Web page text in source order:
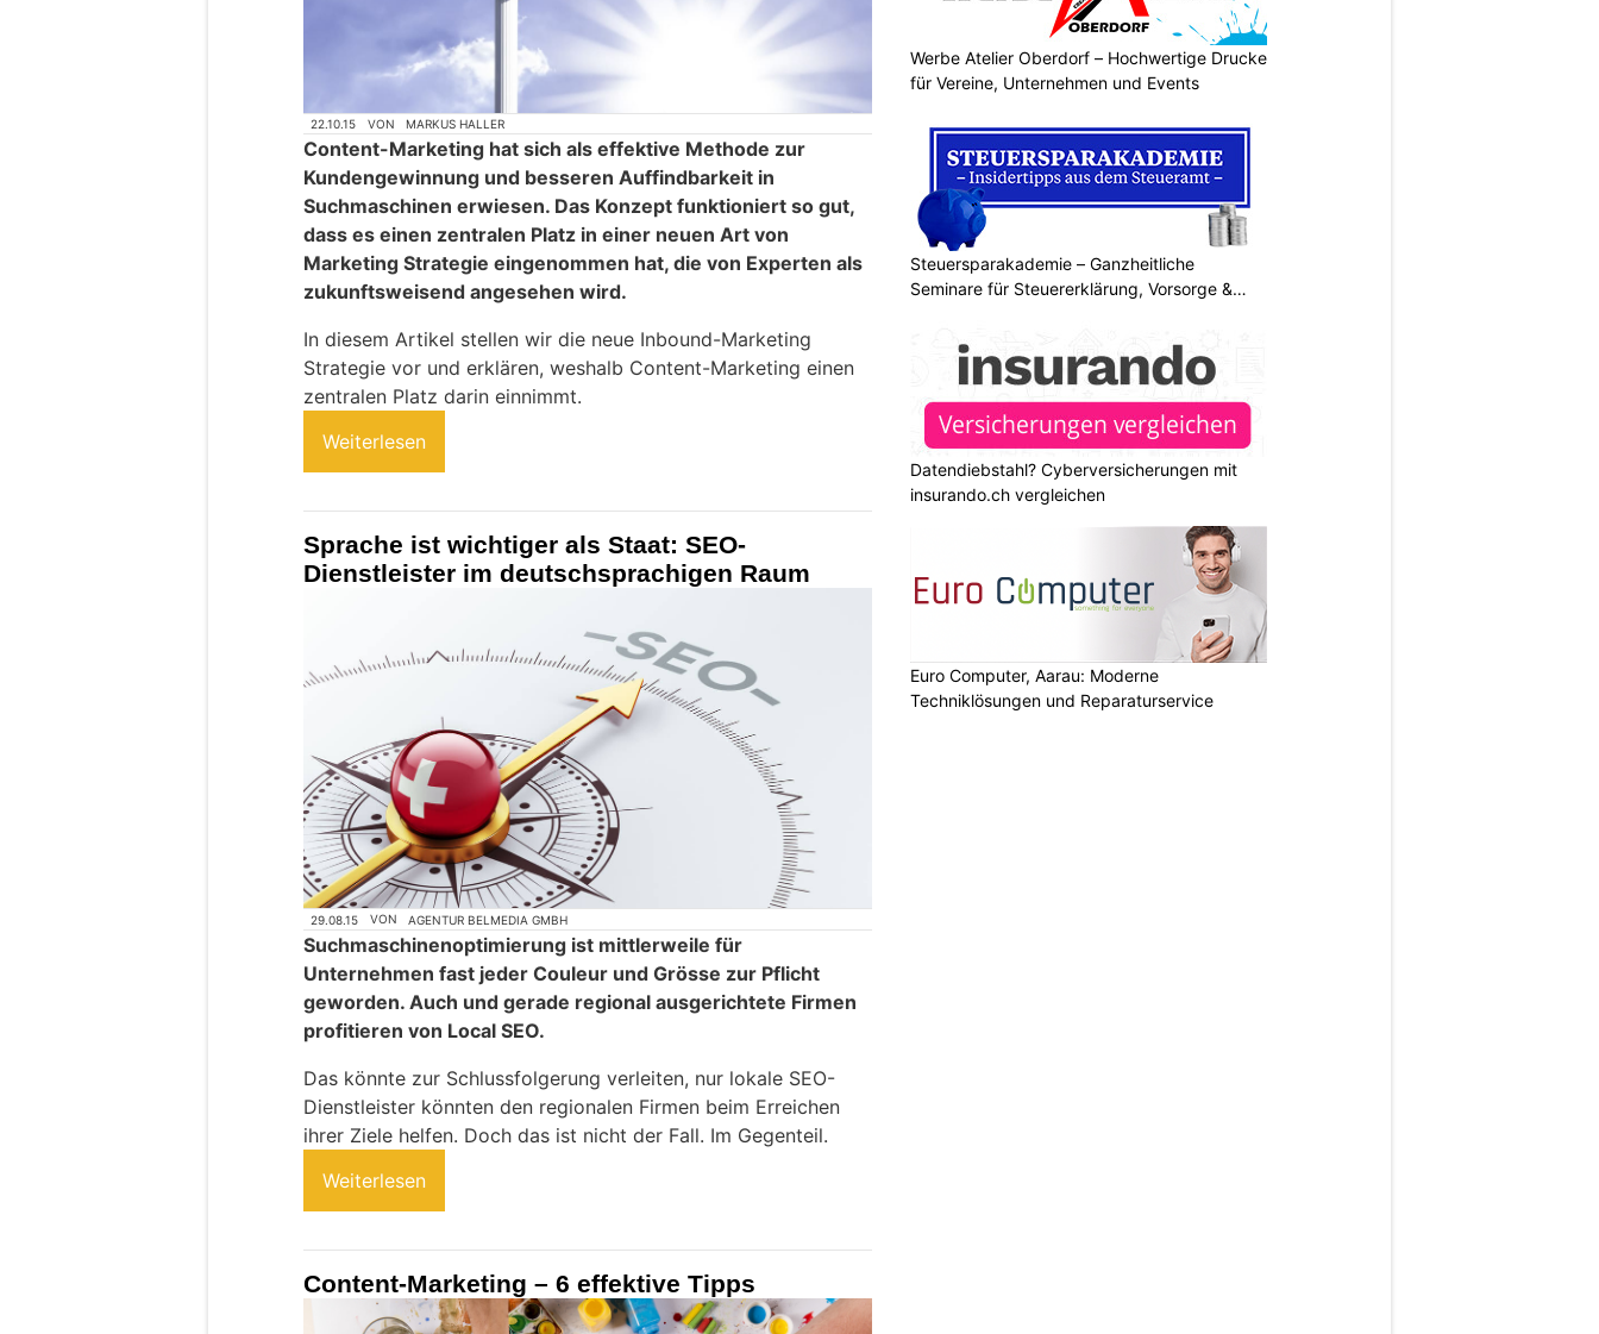
22.10.15 VON MARKUS HALLER
Content-Marketing hat sich als effektive Methode zur
Kundengewinnung und besseren Auffindbarkeit in
Suchmaschinen erwiesen. Das Konzept funktioniert so gut,
dass es einen zentralen Platz in einer neuen Art von
Marketing Strategie eingenommen hat, die von Experten als
zukunftsweisend angesehen wird.
In diesem Artikel stellen wir die neue Inbound-Marketing
Strategie vor und erklären, weshalb Content-Marketing einen
zentralen Platz darin einnimmt.
Weiterlesen
Sprache ist wichtiger als Staat: SEO-
Dienstleister im deutschsprachigen Raum
29.08.15 VON AGENTUR BELMEDIA GMBH
Suchmaschinenoptimierung ist mittlerweile für
Unternehmen fast jeder Couleur und Grösse zur Pflicht
geworden. Auch und gerade regional ausgerichtete Firmen
profitieren von Local SEO.
Das könnte zur Schlussfolgerung verleiten, nur lokale SEO-
Dienstleister könnten den regionalen Firmen beim Erreichen
ihrer Ziele helfen. Doch das ist nicht der Fall. Im Gegenteil.
Weiterlesen
Content-Marketing – 6 effektive Tipps
Werbe Atelier Oberdorf – Hochwertige Drucke
für Vereine, Unternehmen und Events
Steuersparakademie – Ganzheitliche
Seminare für Steuererklärung, Vorsorge &
Datendiebstahl? Cyberversicherungen mit
insurando.ch vergleichen
Euro Computer, Aarau: Moderne
Techniklösungen und Reparaturservice